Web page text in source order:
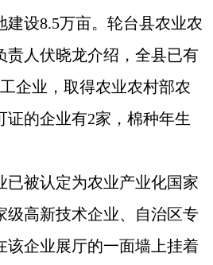
建设8.5万亩。轮台县农业农
责人伏晓龙介绍，全县已有
企业，取得农业农村部农
证的企业有2家，棉种年生
已被认定为农业产业化国家
级高新技术企业、自治区专
该企业展厅的一面墙上挂着